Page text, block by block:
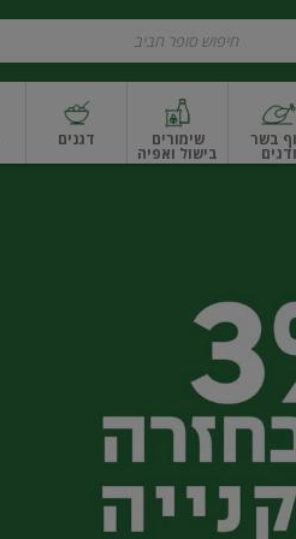
בשר
ודגים
שימורים
בישול ואפיה
דגנים
ואגוזיםפירות יבשים ארוזפירות